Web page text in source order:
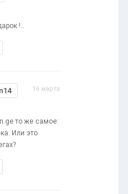
!..
16 марта
то же самое:
Или это